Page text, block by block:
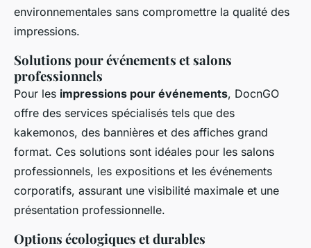
environnementales sans compromettre la qualité des
impressions.
Solutions pour événements et salons
professionnels
Pour les impressions pour événements, DocnGO
offre des services spécialisés tels que des
kakemonos, des bannières et des affiches grand
format. Ces solutions sont idéales pour les salons
professionnels, les expositions et les événements
corporatifs, assurant une visibilité maximale et une
présentation professionnelle.
Options écologiques et durables